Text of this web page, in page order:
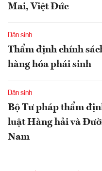
Mai, Việt Đức
Dân sinh
Thẩm định chính
hàng hóa phái sinh
Dân sinh
Bộ Tư pháp thẩm
luật Hàng hải và
Nam